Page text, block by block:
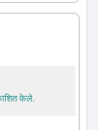
केले.